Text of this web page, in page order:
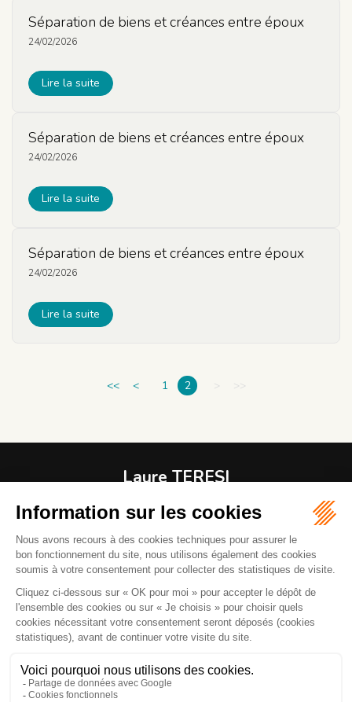
Séparation de biens et créances entre époux
24/02/2026
Lire la suite
Séparation de biens et créances entre époux
24/02/2026
Lire la suite
Séparation de biens et créances entre époux
24/02/2026
Lire la suite
<< < 1 2 > >>
Laure TERESI
06800 CAGNES-SUR-MER
04 92 08 37 61
06 82 43 00 37
Mail :l.teresiavocat@gmail.com
La réception des clients se fait sur rendez-vous. Parking
renoir à 100 mètres.
NOUS LOCALISER NOUS CONTACTER